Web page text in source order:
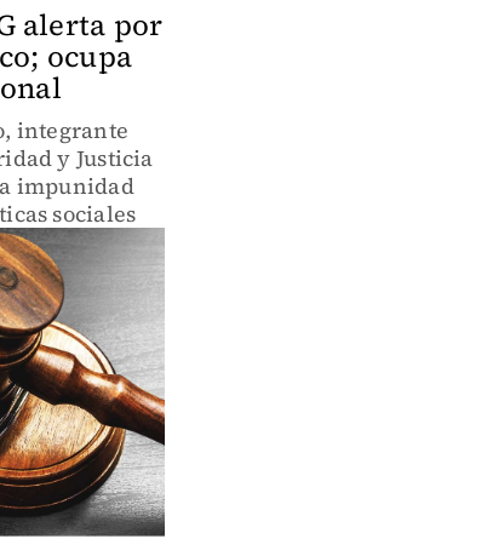
alerta por
ocupa
integrante
y Justicia
impunidad
sociales